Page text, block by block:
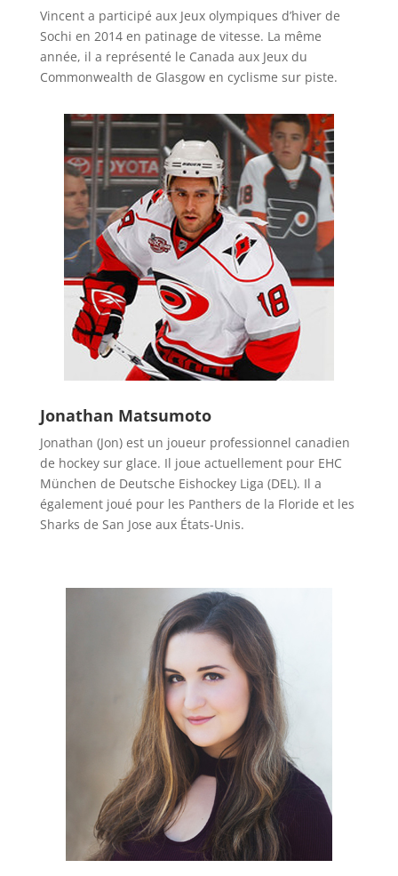
Vincent a participé aux Jeux olympiques d’hiver de
Sochi en 2014 en patinage de vitesse. La même
année, il a représenté le Canada aux Jeux du
Commonwealth de Glasgow en cyclisme sur piste.
Jonathan Matsumoto
Jonathan (Jon) est un joueur professionnel canadien
de hockey sur glace. Il joue actuellement pour EHC
München de Deutsche Eishockey Liga (DEL). Il a
également joué pour les Panthers de la Floride et les
Sharks de San Jose aux États-Unis.